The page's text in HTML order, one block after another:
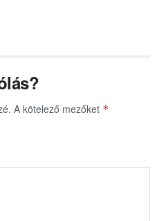
A kötelező mezőket *